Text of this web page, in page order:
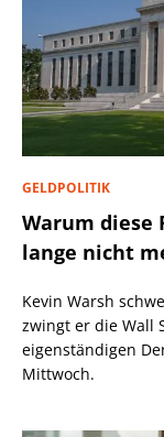
GELDPOLITIK
Warum diese
lange nicht
Kevin Warsh
zwingt er die Wall Street zum Rätselraten und zum
eigenständigen
Mittwoch.